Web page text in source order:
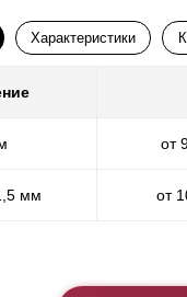
Характеристики
от
мм от